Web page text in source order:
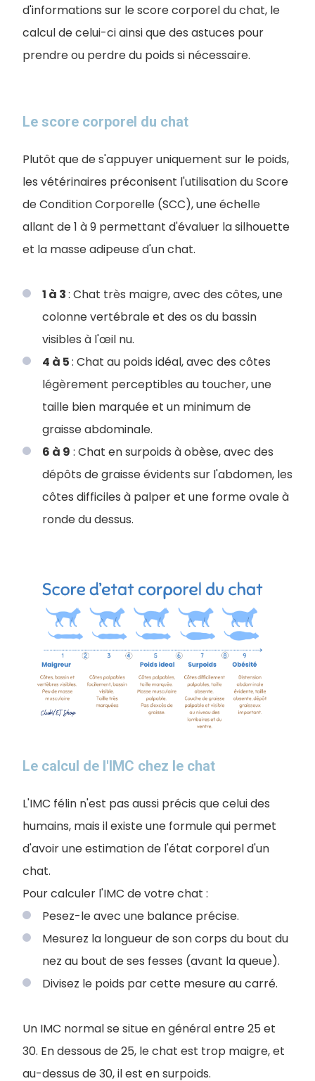
d'informations sur le score corporel du chat, le
calcul de celui-ci ainsi que des astuces pour
prendre ou perdre du poids si nécessaire.
Le score corporel du chat
Plutôt que de s'appuyer uniquement sur le poids,
les vétérinaires préconisent l'utilisation du Score
de Condition Corporelle (SCC), une échelle
allant de 1 à 9 permettant d'évaluer la silhouette
et la masse adipeuse d'un chat.
1 à 3: Chat très maigre, avec des côtes, une
colonne vertébrale et des os du bassin
visibles à l'œil nu.
4 à 5: Chat au poids idéal, avec des côtes
légèrement perceptibles au toucher, une
taille bien marquée et un minimum de
graisse abdominale.
6 à 9 : Chat en surpoids à obèse, avec des
dépôts de graisse évidents sur l'abdomen, les
côtes difficiles à palper et une forme ovale à
ronde du dessus.
Le calcul de l'IMC chez le chat
L'IMC félin n'est pas aussi précis que celui des
humains, mais il existe une formule qui permet
d'avoir une estimation de l'état corporel d'un
chat.
Pour calculer l'IMC de votre chat :
Pesez-le avec une balance précise.
Mesurez la longueur de son corps du bout du
nez au bout de ses fesses (avant la queue).
Divisez le poids par cette mesure au carré.
Un IMC normal se situe en général entre 25 et
30. En dessous de 25, le chat est trop maigre, et
au-dessus de 30, il est en surpoids.